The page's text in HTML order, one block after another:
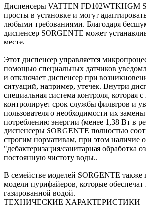
Диспенсеры VATTEN FD102WTKHGM
просты в установке и могут
любыми требованиями. Благодаря
диспенсер SORGENTE может
месте.
Этот диспенсер управляется
помощью специальных датчиков
и отключает диспенсер при
ситуаций, например, утечек. Внутри
специальная система контроля, которая
контролирует срок службы фильтров и
пользователя о необходимости их
потреблению энергии (менее 1,38 Вт в
диспенсеры SORGENTE полностью
строгим нормативам, при этом наличие
"дебактеризация/санитарная обработка
постоянную чистоту воды..
В семействе моделей SORGENTE также
модели пурифайеров, которые обеспечат
газированной водой.
ТЕХНИЧЕСКИЕ ХАРАКТЕРИСТИКИ